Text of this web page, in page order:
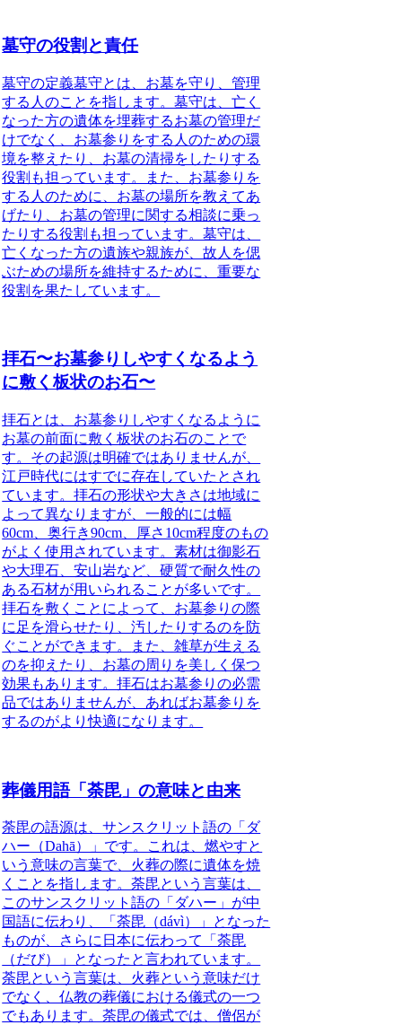
墓守の役割と責任
墓守の定義墓守とは、お墓を守り、管理
する人のことを指します。墓守は、亡く
なった方の遺体を埋葬するお墓の管理だ
けでなく、お墓参りをする人のための環
境を整えたり、お墓の清掃をしたりする
役割も担っています。また、お墓参りを
する人のために、お墓の場所を教えてあ
げたり、お墓の管理に関する相談に乗っ
たりする役割も担っています。墓守は、
亡くなった方の遺族や親族が、故人を偲
ぶための場所を維持するために、重要な
役割を果たしています。
拝石〜お墓参りしやすくなるよう
に敷く板状のお石〜
拝石とは、お墓参りしやすくなるように
お墓の前面に敷く板状のお石のことで
す。その起源は明確ではありませんが、
江戸時代にはすでに存在していたとされ
ています。拝石の形状や大きさは地域に
よって異なりますが、一般的には幅
60cm、奥行き90cm、厚さ10cm程度のもの
がよく使用されています。素材は御影石
や大理石、安山岩など、硬質で耐久性の
ある石材が用いられることが多いです。
拝石を敷くことによって、お墓参りの際
に足を滑らせたり、汚したりするのを防
ぐことができます。
また、雑草が生える
のを抑えたり、お墓の周りを美しく保つ
効果もあります。拝石はお墓参りの必需
品ではありませんが、あればお墓参りを
するのがより快適になります。
葬儀用語「荼毘」の意味と由来
荼毘の語源は、サンスクリット語の「ダ
ハー（Dahā）」です。これは、燃やすと
いう意味の言葉で、火葬の際に遺体を焼
くことを指します。荼毘という言葉は、
このサンスクリット語の「ダハー」が中
国語に伝わり、「荼毘（dávì）」となった
ものが、さらに日本に伝わって「荼毘
（だび）」となったと言われています。
荼毘という言葉は、火葬という意味だけ
でなく、仏教の葬儀における儀式の一つ
でもあります。荼毘の儀式では、僧侶が